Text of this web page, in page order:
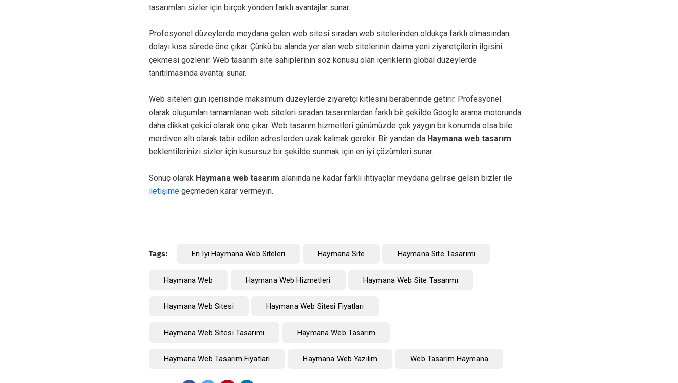
tasarımları sizler için birçok yönden farklı avantajlar sunar.
Profesyonel düzeylerde meydana gelen web sitesi sıradan web sitelerinden oldukça farklı olmasından
dolayı kısa sürede öne çıkar. Çünkü bu alanda yer alan web sitelerinin daima yeni ziyaretçilerin ilgisini
çekmesi gözlenir. Web tasarım site sahiplerinin söz konusu olan içeriklerin global düzeylerde
tanıtılmasında avantaj sunar.
Web siteleri gün içerisinde maksimum düzeylerde ziyaretçi kitlesini beraberinde getirir. Profesyonel
olarak oluşumları tamamlanan web siteleri sıradan tasarımlardan farklı bir şekilde Google arama motorunda
daha dikkat çekici olarak öne çıkar. Web tasarım hizmetleri günümüzde çok yaygın bir konumda olsa bile
merdiven altı olarak tabir edilen adreslerden uzak kalmak gerekir. Bir yandan da Haymana web tasarım
beklentilerinizi sizler için kusursuz bir şekilde sunmak için en iyi çözümleri sunar.
Sonuç olarak Haymana web tasarım alanında ne kadar farklı ihtiyaçlar meydana gelirse gelsin bizler ile
iletişime geçmeden karar vermeyin.
Tags: En Iyi Haymana Web Siteleri Haymana Site Haymana Site Tasarımı
Haymana Web Haymana Web Hizmetleri Haymana Web Site Tasarımı
Haymana Web Sitesi Haymana Web Sitesi Fiyatları
Haymana Web Sitesi Tasarımı Haymana Web Tasarım
Haymana Web Tasarım Fiyatları Haymana Web Yazılım Web Tasarım Haymana